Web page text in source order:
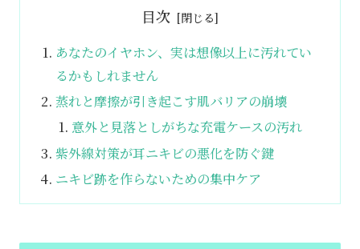
目次
あなたのイヤホン、実は想像以上に汚れてい
るかもしれません
蒸れと摩擦が引き起こす肌バリアの崩壊
意外と見落としがちな充電ケースの汚れ
紫外線対策が耳ニキビの悪化を防ぐ鍵
ニキビ跡を作らないための集中ケア